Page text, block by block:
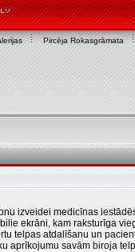
Pircēja Rokasgrāmata
izveidei medicīnas
ekrāni, kam raksturīga
telpas atdalīšanu un
aprīkojumu savām biroja